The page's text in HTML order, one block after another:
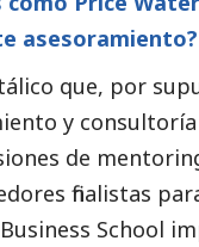
asesoramiento?
que, por
y consultoría
de
finalistas
School